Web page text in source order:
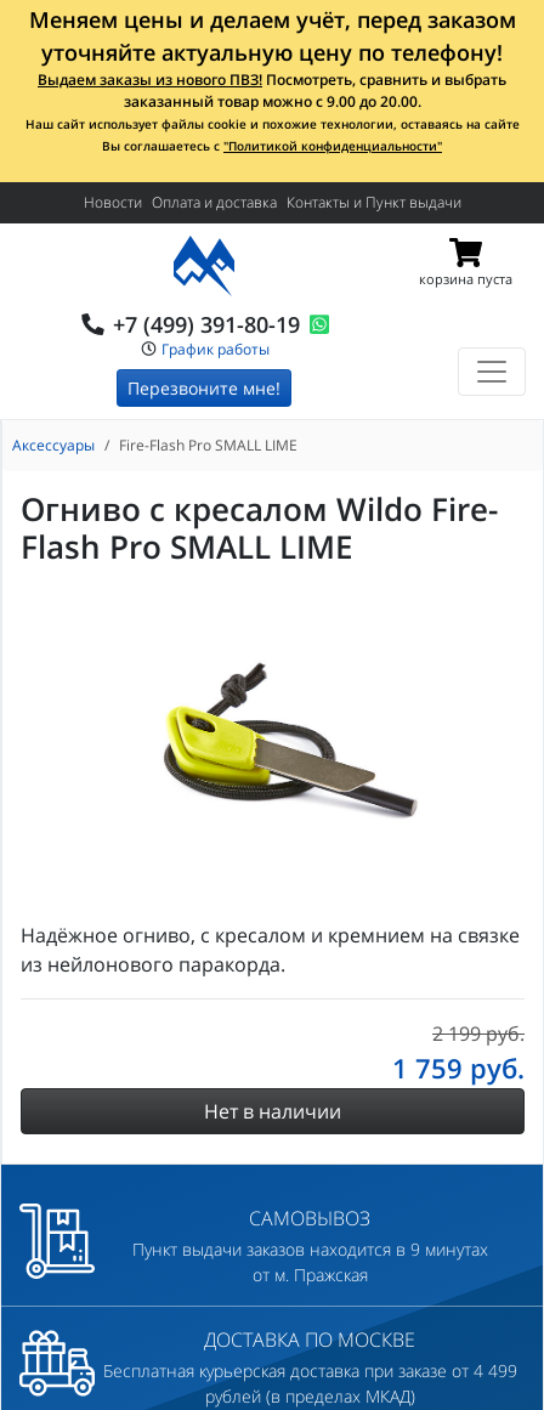
Меняем цены и делаем учёт, перед заказом
уточняйте актуальную цену по телефону!
Выдаем заказы из нового ПВЗ! Посмотреть, сравнить и выбрать
заказанный товар можно с 9.00 до 20.00.
Наш сайт использует файлы cookie и похожие технологии, оставаясь на сайте
Вы соглашаетесь с "Политикой конфиденциальности"
Новости Оплата и доставка Контакты и Пункт выдачи
+7 (499) 391-80-19
График работы
Перезвоните мне!
корзина пуста
Аксессуары Fire-Flash Pro SMALL LIME
Огниво с кресалом Wildo Fire-
Flash Pro SMALL LIME
Надёжное огниво, с кресалом и кремнием на связке
из нейлонового паракорда.
2 199 руб.
1 759 руб.
Нет в наличии
САМОВЫВОЗ
Пункт выдачи заказов находится в 9 минутах
от м. Пражская
ДОСТАВКА ПО МОСКВЕ
Бесплатная курьерская доставка при заказе от 4 499
рублей (в пределах МКАД)